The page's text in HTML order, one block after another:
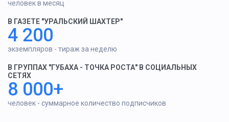
человек в месяц
В ГАЗЕТЕ "УРАЛЬСКИЙ ШАХТЕР"
4 200
экземпляров - тираж за неделю
В ГРУППАХ "ГУБАХА - ТОЧКА РОСТА" В СОЦИАЛЬНЫХ
СЕТЯХ
8 000+
человек - суммарное количество подписчиков